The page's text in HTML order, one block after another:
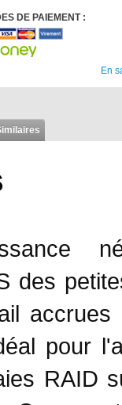
DE PAIEMENT :
En
des
pour
RAID